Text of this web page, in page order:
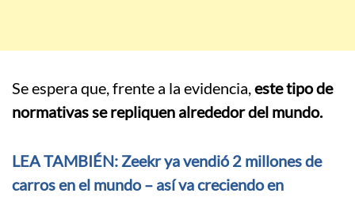
Se espera que, frente a la evidencia,este tipo de
normativas se repliquen alrededor del mundo.
LEA TAMBIÉN: Zeekr ya vendió 2 millones de
carros en el mundo – así va creciendo en